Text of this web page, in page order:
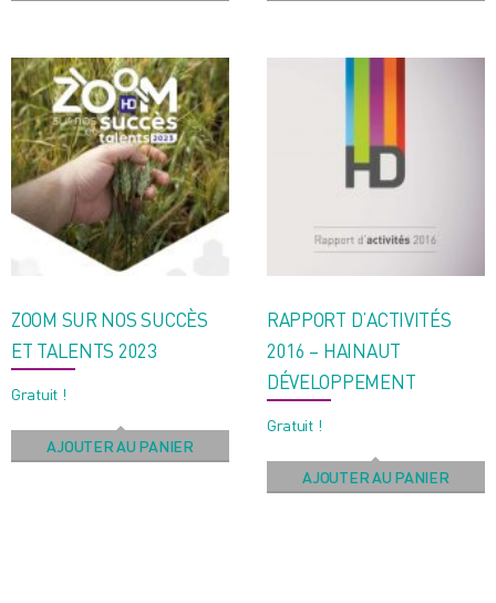
ZOOM SUR NOS SUCCÈS
ET TALENTS 2023
Gratuit !
AJOUTER AU PANIER
RAPPORT D’ACTIVITÉS
2016 – HAINAUT
DÉVELOPPEMENT
Gratuit !
AJOUTER AU PANIER